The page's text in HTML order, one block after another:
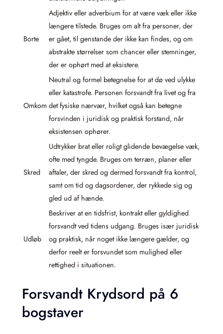
Borte
Adjektiv eller adverbium for at være væk eller ikke
længere tilstede. Bruges om alt fra personer, der
er gået, til genstande der ikke kan findes, og om
abstrakte størrelser som chancer eller stemninger,
der er ophørt med at eksistere.
Omkom
Neutral og formel betegnelse for at dø ved ulykke
eller katastrofe. Personen forsvandt fra livet og fra
det fysiske nærvær, hvilket også kan betegne
forsvinden i juridisk og praktisk forstand, når
eksistensen ophører.
Skred
Udtrykker brat eller roligt glidende bevægelse væk,
ofte med tyngde. Bruges om terræn, planer eller
aftaler, der skred og dermed forsvandt fra kontrol,
samt om tid og dagsordener, der rykkede sig og
gled ud af hænde.
Udløb
Beskriver at en tidsfrist, kontrakt eller gyldighed
forsvandt ved tidens udgang. Bruges især juridisk
og praktisk, når noget ikke længere gælder, og
derfor reelt er forsvundet som mulighed eller
rettighed i situationen.
Forsvandt Krydsord på 6
bogstaver